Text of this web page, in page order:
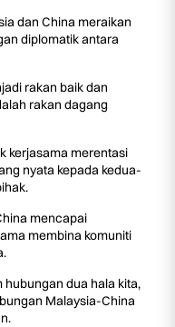
dan China meraikan
diplomatik antara
rakan baik dan
rakan dagang
kerjasama merentasi
nyata kepada kedua-
mencapai
membina komuniti
hubungan dua hala kita,
Malaysia-China